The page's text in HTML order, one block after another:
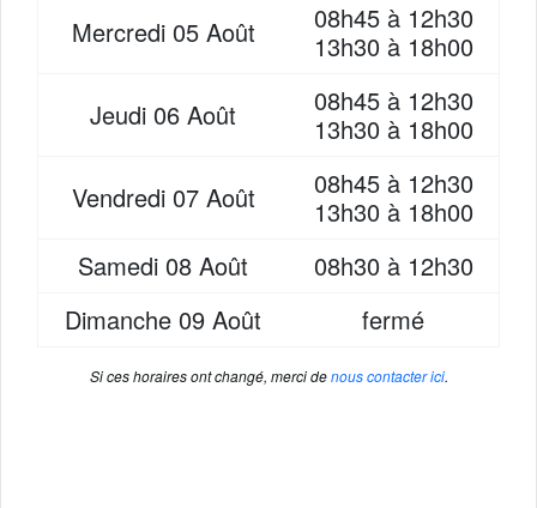
Mercredi 05 Août
08h45 à 12h30
13h30 à 18h00
Jeudi 06 Août
08h45 à 12h30
13h30 à 18h00
Vendredi 07 Août
08h45 à 12h30
13h30 à 18h00
Samedi 08 Août
08h30 à 12h30
Dimanche 09 Août fermé
Si ces horaires ont changé, merci denous contacter ici.